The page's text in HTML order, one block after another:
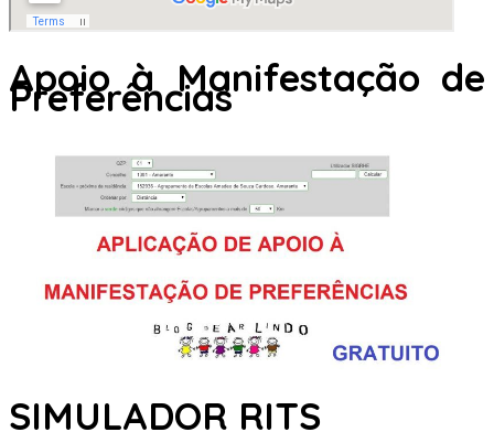
Apoio à Manifestação de
Preferências
SIMULADOR RITS